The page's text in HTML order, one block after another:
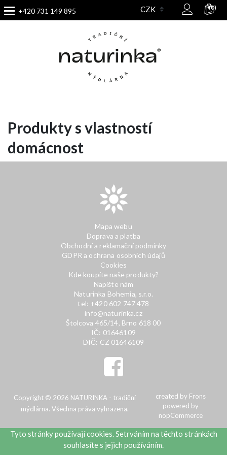
+420 731 149 895 (0)
Produkty s vlastností
domácnost
Mapa webu
Doprava a platba
Obchodní a reklamační podmínky
GDPR a ochrana osobních údajů
Cookies
Kde koupíte naše produkty?
Napište nám
Naturinka Bohemia, s.r.o.
tel: +420 602 747 478
info@naturinka.cz
Štolcova 465/14, Brno 618 00
IČ: 01646109
DIČ: CZ 01646109
Copyright © 2026 NATURINKA - tradiční
mýdlárna. Všechna práva vyhrazena.
created by Frons
powered by
nopCommerce
Tyto stránky používají cookies. Setrváním na těchto stránkách
souhlasíte s jejich používáním.